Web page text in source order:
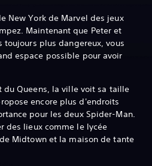
New York de Marvel des jeux
Maintenant que Peter et
plus dangereux, vous
espace possible pour avoir
du Queens, la ville voit sa taille
encore plus d'endroits
pour les deux Spider-Man.
des lieux comme le lycée
Midtown et la maison de tante